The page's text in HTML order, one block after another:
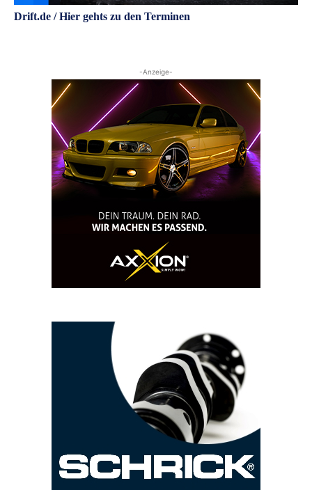
Drift.de / Hier gehts zu den Terminen
-Anzeige-